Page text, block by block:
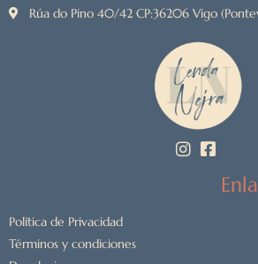
Rúa do Pino 40/42 CP:36206 Vigo
Política de Privacidad
Términos y condiciones